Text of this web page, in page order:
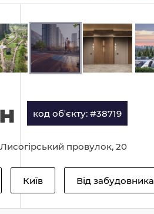
код обʼєкту: #38719
Лисогірський провулок, 20
Київ Від забудовника